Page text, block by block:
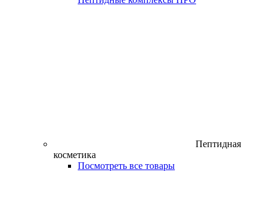
Пептидная
косметика
Посмотреть все товары